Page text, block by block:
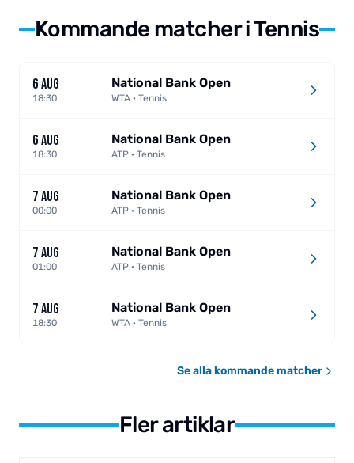
Kommande matcher i Tennis
6 AUG
18:30
National Bank Open
WTA · Tennis
6 AUG
18:30
National Bank Open
ATP · Tennis
7 AUG
00:00
National Bank Open
ATP · Tennis
7 AUG
01:00
National Bank Open
ATP · Tennis
7 AUG
18:30
National Bank Open
WTA · Tennis
Se alla kommande matcher
Fler artiklar